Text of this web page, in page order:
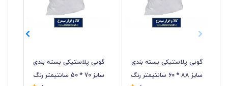
گونی پلاستیکی بسته بندی
سایز 88 * 60 سانتیمتر رنگ
گونی پلاستیکی بسته بندی
سایز 70 * 50 سانتیمتر رنگ